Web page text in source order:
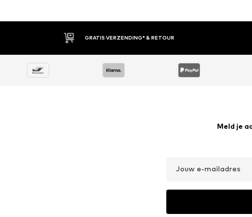
30 DAGEN BEDENKTIJD
Meld je
Jouw e-mailadres